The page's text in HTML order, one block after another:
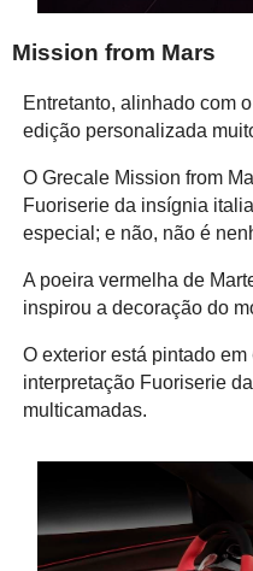
Mission from Mars
Entretanto, alinhado com
edição personalizada
O Grecale Mission from
Fuoriserie da insígnia
especial; e não, não é
A poeira vermelha de
inspirou a decoração do
O exterior está pintado em
interpretação Fuoriserie
multicamadas.